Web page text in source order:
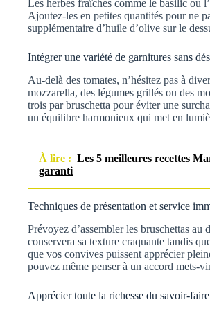
Les herbes fraîches comme le basilic ou
Ajoutez-les en petites quantités pour ne
supplémentaire d’huile d’olive sur le
Intégrer une variété de garnitures sans
Au-delà des tomates, n’hésitez pas à
mozzarella, des légumes grillés ou des
trois par bruschetta pour éviter une
un équilibre harmonieux qui met en
À lire : Les 5 meilleures recettes
garanti
Techniques de présentation et service
Prévoyez d’assembler les bruschettas
conservera sa texture craquante tandis
que vos convives puissent apprécier
pouvez même penser à un accord mets-
Apprécier toute la richesse du savoir-